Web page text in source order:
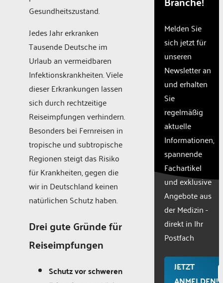
Gesundheitszustand.
Jedes Jahr erkranken
Tausende Deutsche im
Urlaub an vermeidbaren
Infektionskrankheiten. Viele
dieser Erkrankungen lassen
sich durch rechtzeitige
Reiseimpfungen verhindern.
Besonders bei Fernreisen in
tropische und subtropische
Regionen steigt das Risiko
für Krankheiten, gegen die
wir in Deutschland keinen
natürlichen Schutz haben.
Drei gute Gründe für
Reiseimpfungen
Schutz vor schweren
The
owner
needs
to
setup
the
site
with
CMP
to add
content
to the
list of
used.
Powered
Consent
Melden Sie
sich jetzt für
unseren
Newsletter an
und erhalten
Sie
regelmäßig
aktuelle
Informationen,
spannende
Fachartikel
und exklusive
Angebote aus
der Medizin -
direkt in Ihr
Postfach
JETZT